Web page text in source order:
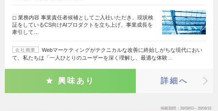
◻︎ 業務内容 事業責任者候補としてご入社いただき、現状検
証をしているCS向けAIプロダクトを立ち上げ、事業成長を
牽引して…
会社概要
Webマーケティングがテクニカルな改善に終始しがちな現代におい
て、私たちは「一人ひとりのユーザーを深く理解し、最適な体験…
興味あり 詳細へ
掲載期間 26/08/03～26/08/16